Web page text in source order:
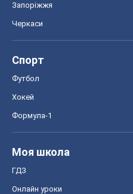
Запоріжжя
Черкаси
Спорт
Футбол
Хокей
Формула-1
Моя школа
ГДЗ
Онлайн уроки